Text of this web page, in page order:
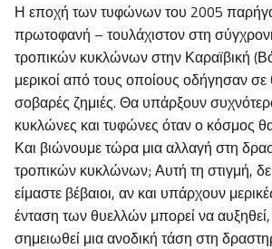
Η εποχή των τυφώνων του 2005
πρωτοφανή – τουλάχιστον στη
τροπικών κυκλώνων στην Καραϊβική
μερικοί από τους οποίους οδήγησαν σε
σοβαρές ζημιές. Θα υπάρξουν
κυκλώνες και τυφώνες όταν ο κόσμος
Και βιώνουμε τώρα μια αλλαγή στη
τροπικών κυκλώνων; Αυτή τη στιγμή,
είμαστε βέβαιοι, αν και υπάρχουν
ένταση των θυελλών μπορεί να αυξηθεί,
σημειωθεί μια ανοδική τάση στη